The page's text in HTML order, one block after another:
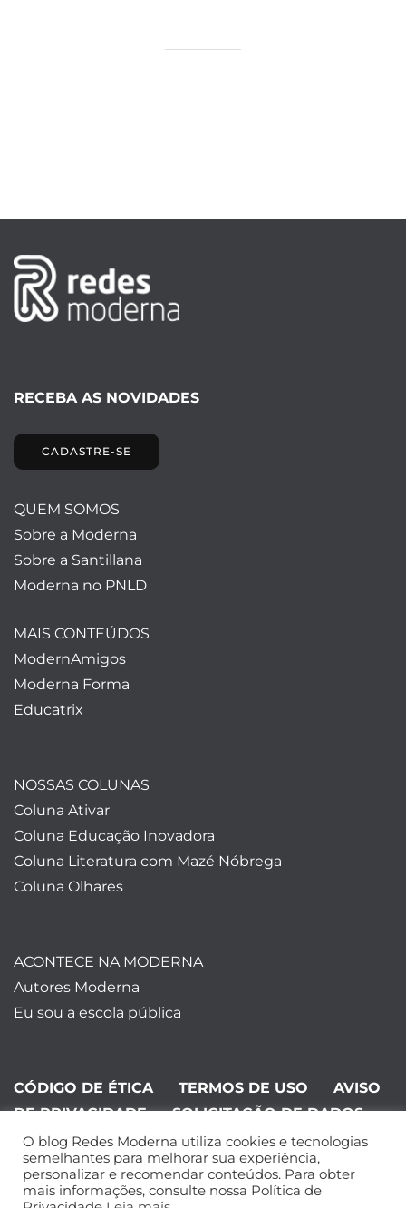
RECEBA AS NOVIDADES
CADASTRE-SE
QUEM SOMOS
Sobre a Moderna
Sobre a Santillana
Moderna no PNLD
MAIS CONTEÚDOS
ModernAmigos
Moderna Forma
Educatrix
NOSSAS COLUNAS
Coluna Ativar
Coluna Educação Inovadora
Coluna Literatura com Mazé Nóbrega
Coluna Olhares
ACONTECE NA MODERNA
Autores Moderna
Eu sou a escola pública
CÓDIGO DE ÉTICA TERMOS DE USO
AVISO
DE PRIVACIDADE
SOLICITAÇÃO DE DADOS
©Editora Moderna 2024. Todos os
direitos reservados.
O blog Redes Moderna utiliza cookies e tecnologias
semelhantes para melhorar sua experiência,
personalizar e recomendar conteúdos. Para obter
mais informações, consulte nossa Política de